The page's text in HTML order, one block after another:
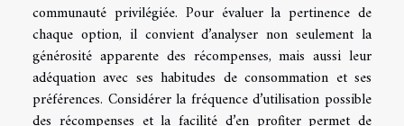
communauté privilégiée. Pour évaluer la pertinence de
chaque option, il convient d’analyser non seulement la
générosité apparente des récompenses, mais aussi leur
adéquation avec ses habitudes de consommation et ses
préférences. Considérer la fréquence d’utilisation possible